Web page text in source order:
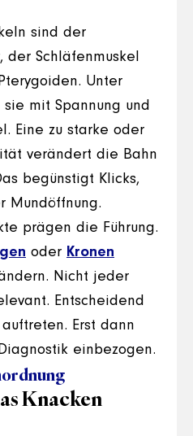
sind der
der Schläfenmuskel
Unter
mit Spannung und
Eine zu starke oder
verändert die Bahn
begünstigt Klicks,
Mundöffnung.
prägen die Führung.
oder Kronen
Nicht jeder
Entscheidend
Erst dann
einbezogen.
Knacken